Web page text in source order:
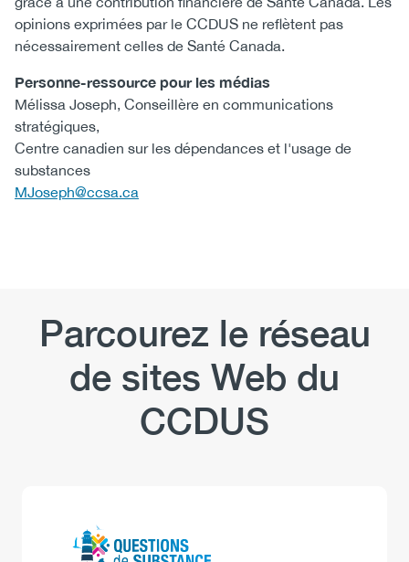
opinions exprimées par le CCDUS ne reflètent pas
nécessairement celles de Santé Canada.
Personne-ressource pour les médias
Mélissa Joseph, Conseillère en communications
stratégiques,
Centre canadien sur les dépendances et l'usage de
substances
MJoseph@ccsa.ca
Parcourez le réseau
de sites Web du
CCDUS